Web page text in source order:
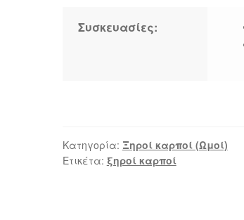
Συσκευασίες:
Κατηγορία: Ξηροί καρποί (Ωμοί)
Ετικέτα: ξηροί καρποί